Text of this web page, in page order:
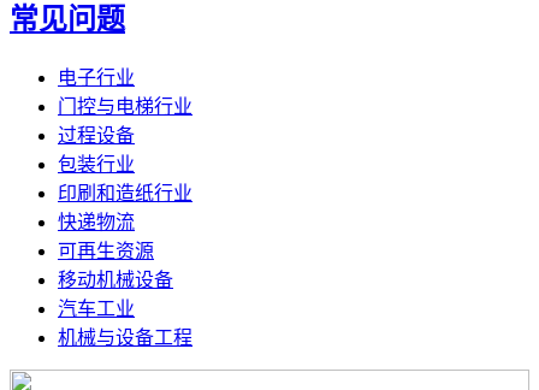
常见问题
电子行业
门控与电梯行业
过程设备
包装行业
印刷和造纸行业
快递物流
可再生资源
移动机械设备
汽车工业
机械与设备工程